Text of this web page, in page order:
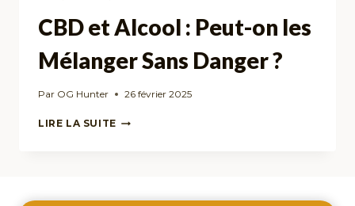
CBD et Alcool : Peut-on les
Mélanger Sans Danger ?
Par OG Hunter 26 février 2025
LIRE LA SUITECBD